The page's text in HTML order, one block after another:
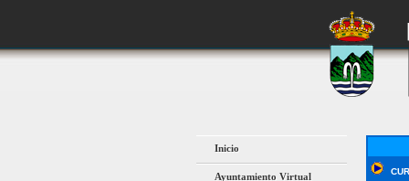
Inicio
Ayuntamiento Virtual